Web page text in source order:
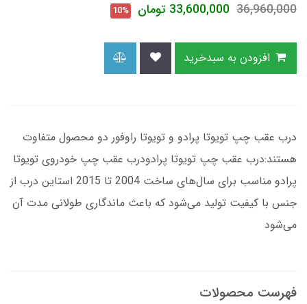
36,960,000
33,600,000 تومان 10%
درب عقب چپ تویوتا پرادو و تویوتا راوفور دو محصول متفاوت
هستند:درب عقب چپ تویوتا پرادودرب عقب چپ خودروی تویوتا
پرادو مناسب برای سال‌های ساخت 2004 تا 2015 استاین درب از
جنس با کیفیت تولید می‌شود که باعث ماندگاری طولانی مدت آن
می‌شود
فهرست محصولات